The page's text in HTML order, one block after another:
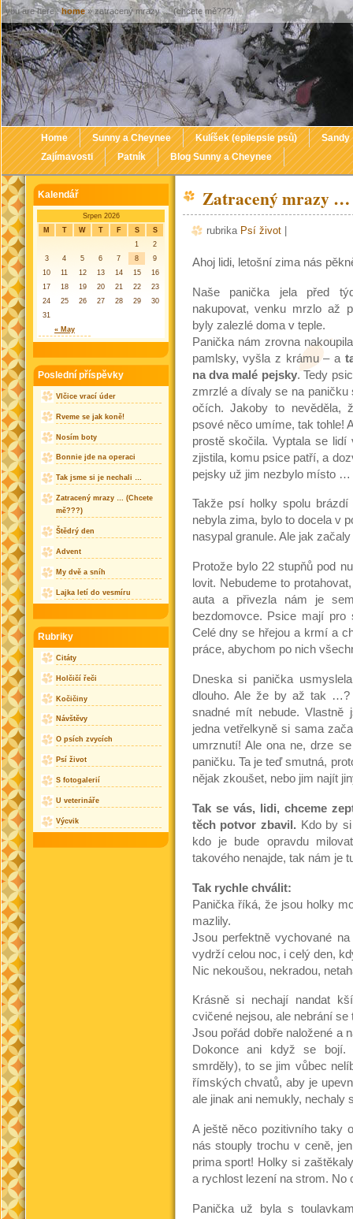
Home Sunny a Cheynee Kulíšek (epilepsie psů)
Sandy
Zajímavosti
Patník Blog Sunny a Cheynee
Zatracený mrazy …
rubrika Psí život
Ahoj lidi, letošní zima nás
Naše panička jela před
nakupovat, venku mrzlo až
byly zalezlé doma v teple.
Panička nám zrovna
pamlsky, vyšla z krámu – a
na dva malé pejsky. Tedy
zmrzlé a dívaly se na paničku
očích. Jakoby to nevěděla,
psové něco umíme, tak tohle!
prostě skočila. Vyptala se lidí
zjistila, komu psice patří, a
pejsky už jim nezbylo místo …
Takže psí holky spolu
nebyla zima, bylo to docela v
nasypal granule. Ale jak
Protože bylo 22 stupňů pod
lovit. Nebudeme to
auta a přivezla nám je
bezdomovce. Psice mají
Celé dny se hřejou a krmí a
práce, abychom po nich
Dneska si panička
dlouho. Ale že by až tak …?
snadné mít nebude. Vlastně
jedna vetřelkyně si sama
umrznutí! Ale ona ne, drze
paničku. Ta je teď smutná,
nějak zkoušet, nebo jim najít
Tak se vás, lidi, chceme
těch potvor zbavil. Kdo by
kdo je bude opravdu
takového nenajde, tak nám je
Tak rychle chválit:
Panička říká, že jsou holky
mazlily.
Jsou perfektně vychované
vydrží celou noc, i celý den,
Nic nekoušou, nekradou,
Krásně si nechají nandat
cvičené nejsou, ale nebrání se
Jsou pořád dobře naložené a
Dokonce ani když se bojí.
smrděly), to se jim vůbec
římských chvatů, aby je
ale jinak ani nemukly, nechaly
A ještě něco pozitivního taky
nás stouply trochu v ceně,
prima sport! Holky si
a rychlost lezení na strom.
Panička už byla s
Kalendář
Srpen 2026
M
T W T F S S
« May
1
2
3
4 5 6 7 8
9
10
11 12 13 14 15
16
17
18 19 20 21 22
23
24
25 26 27 28 29
30
31
Poslední příspěvky
Vlčice vrací úder
Rveme se jak koně!
Nosím boty
Bonnie jde na operaci
Tak jsme si je nechali …
Zatracený mrazy … (Chcete
mě???)
Štědrý den
Advent
My dvě a sníh
Lajka letí do vesmíru
Rubriky
Citáty
Holčičí řeči
Kočičiny
Návštěvy
O psích zvycích
Psí život
S fotogalerií
U veterináře
Výcvik
you are here :home» zatracený mrazy … (chcete mě???)